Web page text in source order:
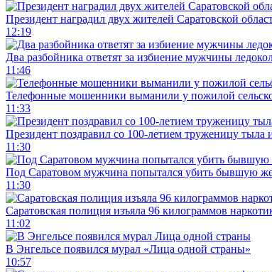
Президент наградил двух жителей Саратовской
12:19
Два разбойника ответят за избиение мужчины
11:46
Телефонные мошенники выманили у пожилой
11:33
Президент поздравил со 100-летием труженицу тыла
11:30
Под Саратовом мужчина попытался убить бывшую
11:30
Саратовская полиция изъяла 96 килограммов
11:02
В Энгельсе появился мурал «Лица одной страны»
10:57